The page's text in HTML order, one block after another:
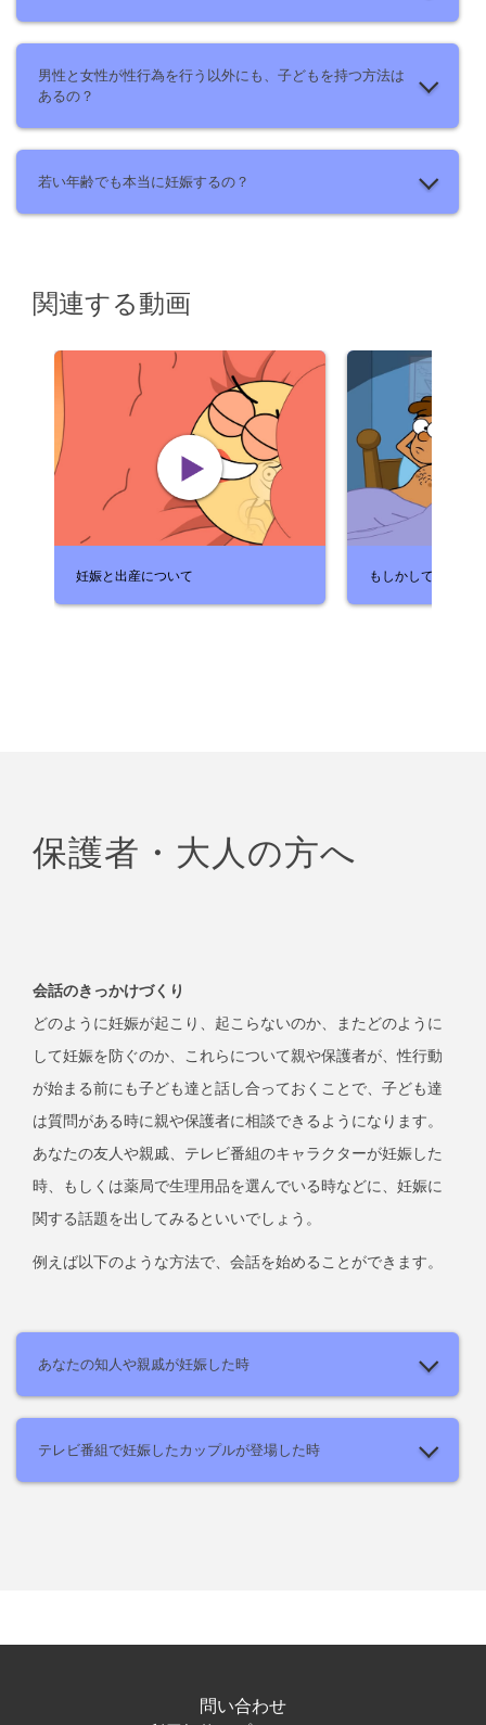
男性と女性が性行為を行う以外にも、子どもを持つ方法は
あるの？
若い年齢でも本当に妊娠するの？
関連する動画
妊娠と出産について もしかして妊娠？！
保護者・大人の方へ
会話のきっかけづくり
どのように妊娠が起こり、起こらないのか、またどのように
して妊娠を防ぐのか、これらについて親や保護者が、性行動
が始まる前にも子ども達と話し合っておくことで、子ども達
は質問がある時に親や保護者に相談できるようになります。
あなたの友人や親戚、テレビ番組のキャラクターが妊娠した
時、もしくは薬局で生理用品を選んでいる時などに、妊娠に
関する話題を出してみるといいでしょう。
例えば以下のような方法で、会話を始めることができます。
あなたの知人や親戚が妊娠した時
テレビ番組で妊娠したカップルが登場した時
問い合わせ